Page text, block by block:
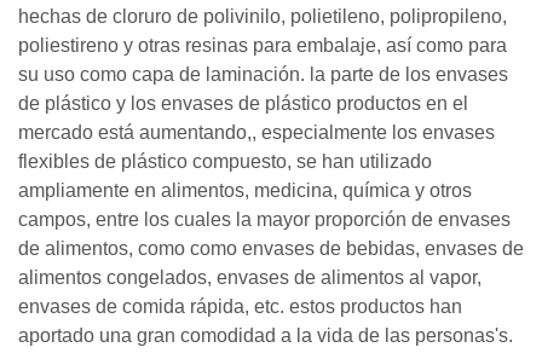
hechas de cloruro de polivinilo, polietileno, polipropileno,
poliestireno y otras resinas para embalaje, así como para
su uso como capa de laminación. la parte de los envases
de plástico y los envases de plástico productos en el
mercado está aumentando,, especialmente los envases
flexibles de plástico compuesto, se han utilizado
ampliamente en alimentos, medicina, química y otros
campos, entre los cuales la mayor proporción de envases
de alimentos, como como envases de bebidas, envases de
alimentos congelados, envases de alimentos al vapor,
envases de comida rápida, etc. estos productos han
aportado una gran comodidad a la vida de las personas's.